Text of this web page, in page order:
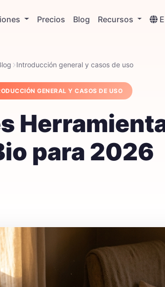
Precios Blog Recursos
Introducción general y casos de uso
GENERAL Y CASOS DE USO
para 2026